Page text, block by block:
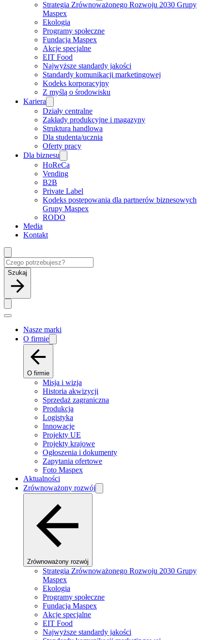
Strategia Zrównoważonego Rozwoju 2030 Grupy
Maspex
Ekologia
Programy społeczne
Fundacja Maspex
Akcje specjalne
EIT Food
Najwyższe standardy jakości
Standardy komunikacji marketingowej
Kodeks korporacyjny
Z myślą o środowisku
Kariera
Działy centralne
Zakłady produkcyjne i magazyny
Struktura handlowa
Dla studenta/ucznia
Oferty pracy
Dla biznesu
HoReCa
Vending
B2B
Private Label
Kodeks postępowania dla partnerów biznesowych
Grupy Maspex
RODO
Media
Kontakt
Szukaj
Nasze marki
O firmie
O firmie
Misja i wizja
Historia akwizycji
Sprzedaż zagraniczna
Produkcja
Logistyka
Innowacje
Projekty UE
Projekty krajowe
Ogłoszenia i dokumenty
Zapytania ofertowe
Foto Maspex
Aktualności
Zrównoważony rozwój
Zrównoważony rozwój
Strategia Zrównoważonego Rozwoju 2030 Grupy
Maspex
Ekologia
Programy społeczne
Fundacja Maspex
Akcje specjalne
EIT Food
Najwyższe standardy jakości